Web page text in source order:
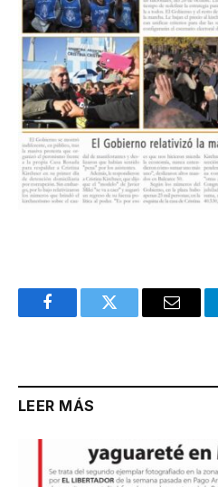
FacebookTwitter Email
LEER MÁS